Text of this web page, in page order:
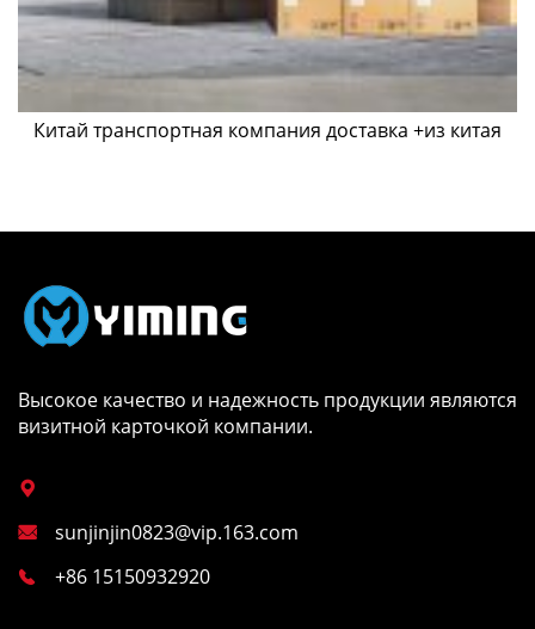
Китай транспортная компания доставка +из китая
Высокое качество и надежность продукции являются
визитной карточкой компании.

 sunjinjin0823@vip.163.com
 +86 15150932920